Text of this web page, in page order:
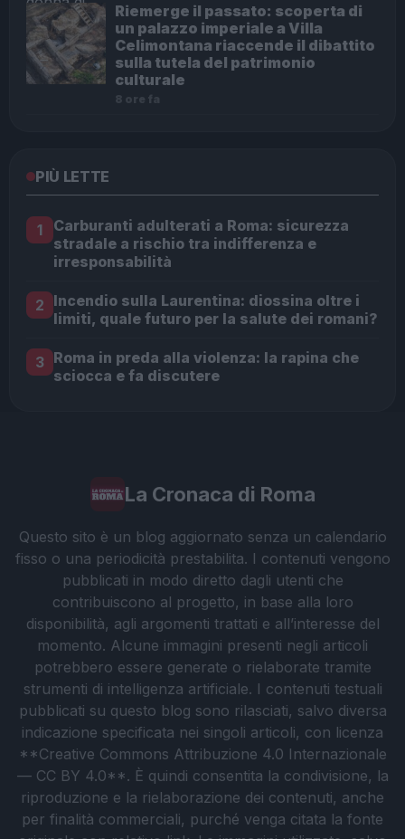
Riemerge il passato: scoperta di
un palazzo imperiale a Villa
Celimontana riaccende il dibattito
sulla tutela del patrimonio
culturale
8 ore fa
PIÙ LETTE
1
Carburanti adulterati a Roma: sicurezza
stradale a rischio tra indifferenza e
irresponsabilità
2 Incendio sulla Laurentina: diossina oltre i
limiti, quale futuro per la salute dei romani?
3 Roma in preda alla violenza: la rapina che
sciocca e fa discutere
La Cronaca di Roma
Questo sito è un blog aggiornato senza un calendario
fisso o una periodicità prestabilita. I contenuti vengono
pubblicati in modo diretto dagli utenti che
contribuiscono al progetto, in base alla loro
disponibilità, agli argomenti trattati e all’interesse del
momento. Alcune immagini presenti negli articoli
potrebbero essere generate o rielaborate tramite
strumenti di intelligenza artificiale. I contenuti testuali
pubblicati su questo blog sono rilasciati, salvo diversa
indicazione specificata nei singoli articoli, con licenza
**Creative Commons Attribuzione 4.0 Internazionale
— CC BY 4.0**. È quindi consentita la condivisione, la
riproduzione e la rielaborazione dei contenuti, anche
per finalità commerciali, purché venga citata la fonte